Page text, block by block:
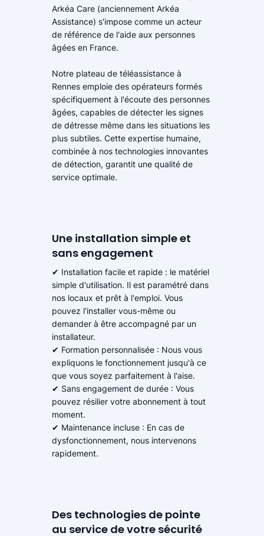
Arkéa Care (anciennement Arkéa
Assistance) s'impose comme un acteur
de référence de l'aide aux personnes
âgées en France.
Notre plateau de téléassistance à
Rennes emploie des opérateurs formés
spécifiquement à l'écoute des personnes
âgées, capables de détecter les signes
de détresse même dans les situations les
plus subtiles. Cette expertise humaine,
combinée à nos technologies innovantes
de détection, garantit une qualité de
service optimale.
Une installation simple et
sans engagement
✔ Installation facile et rapide : le matériel
simple d'utilisation. Il est paramétré dans
nos locaux et prêt à l'emploi. Vous
pouvez l'installer vous-même ou
demander à être accompagné par un
installateur.
✔ Formation personnalisée : Nous vous
expliquons le fonctionnement jusqu'à ce
que vous soyez parfaitement à l'aise.
✔ Sans engagement de durée : Vous
pouvez résilier votre abonnement à tout
moment.
✔ Maintenance incluse : En cas de
dysfonctionnement, nous intervenons
rapidement.
Des technologies de pointe
au service de votre sécurité